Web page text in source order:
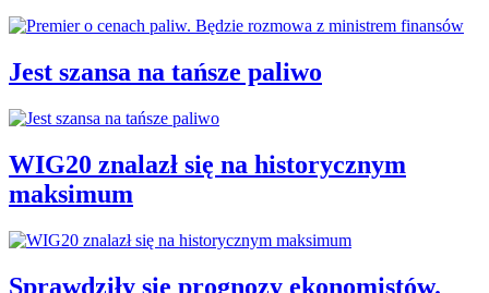
Jest szansa na tańsze paliwo
WIG20 znalazł się na historycznym
maksimum
Sprawdziły się prognozy ekonomistów.